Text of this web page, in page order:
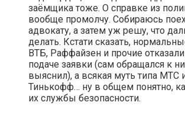
заёмщика тоже. О справке из
вообще промолчу. Собираюсь
адвокату, а затем уж решу, что
делать. Кстати сказать,
ВТБ, Раффайзен и прочие
подаче заявки (сам обращался к
выяснил), а всякая муть типа МТС
Тинькофф… ну в общем понятно,
их службы безопасности.